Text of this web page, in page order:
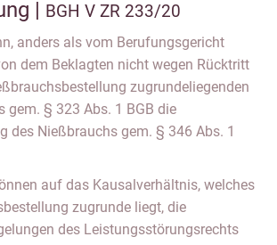
| BGH V ZR 233/20
anders als vom Berufungsgericht
dem Beklagten nicht wegen Rücktritt
zugrundeliegenden
gem. § 323 Abs. 1 BGB die
des Nießbrauchs gem. § 346 Abs. 1
auf das Kausalverhältnis, welches
zugrunde liegt, die
des Leistungsstörungsrechts